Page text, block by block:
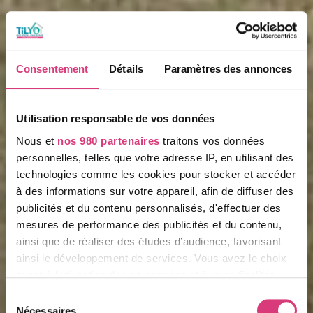
Consentement Détails Paramètres des annonces
Utilisation responsable de vos données
Nous et nos 980 partenaires traitons vos données
personnelles, telles que votre adresse IP, en utilisant des
technologies comme les cookies pour stocker et accéder
à des informations sur votre appareil, afin de diffuser des
publicités et du contenu personnalisés, d'effectuer des
mesures de performance des publicités et du contenu,
ainsi que de réaliser des études d’audience, favorisant
ainsi le développement de services. Vous avez le choix
quant à l'utilisation de vos données et à leurs finalités.
tout moment en consultant la Déclaration relative aux
Nécessaires